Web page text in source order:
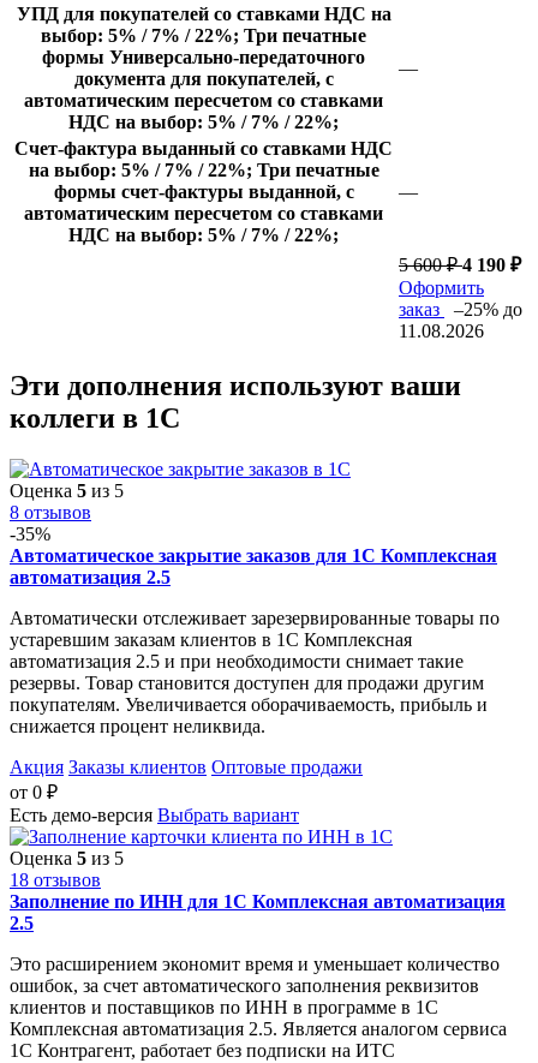
УПД для покупателей со ставками НДС на
выбор: 5% / 7% / 22%; Три печатные
формы Универсально-передаточного
документа для покупателей, с
автоматическим пересчетом со ставками
НДС на выбор: 5% / 7% / 22%;
—
Счет-фактура выданный со ставками НДС
на выбор: 5% / 7% / 22%; Три печатные
формы счет-фактуры выданной, с
автоматическим пересчетом со ставками
НДС на выбор: 5% / 7% / 22%;
—
5 600 ₽4 190 ₽
Оформить
заказ
–25% до
11.08.2026
Эти дополнения используют ваши
коллеги в 1С
Оценка 5 из 5
8 отзывов
-35%
Автоматическое закрытие заказов для 1С Комплексная
автоматизация 2.5
Автоматически отслеживает зарезервированные товары по
устаревшим заказам клиентов в 1С Комплексная
автоматизация 2.5 и при необходимости снимает такие
резервы. Товар становится доступен для продажи другим
покупателям. Увеличивается оборачиваемость, прибыль и
снижается процент неликвида.
Акция Заказы клиентов Оптовые продажи
от 0 ₽
Есть демо-версия Выбрать вариант
Оценка 5 из 5
18 отзывов
Заполнение по ИНН для 1С Комплексная автоматизация
2.5
Это расширением экономит время и уменьшает количество
ошибок, за счет автоматического заполнения реквизитов
клиентов и поставщиков по ИНН в программе в 1С
Комплексная автоматизация 2.5. Является аналогом сервиса
1С Контрагент, работает без подписки на ИТС